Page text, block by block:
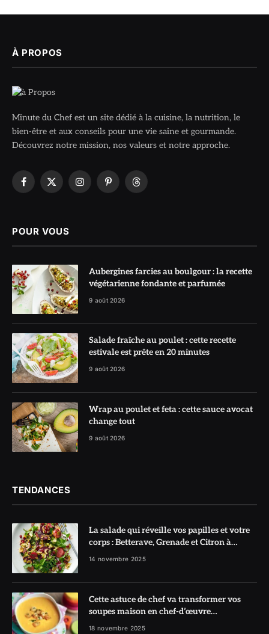
À PROPOS
Minute du Chef est un site dédié à la cuisine, la nutrition, le
bien-être et aux conseils pour une vie saine et gourmande.
Découvrez notre mission, nos valeurs et notre approche.
Facebook
X
InstagramPinterestThreads
POUR VOUS
Aubergines farcies au boulgour : la recette
végétarienne fondante et parfumée
9 août 2026
Salade fraîche au poulet : cette recette
estivale est prête en 20 minutes
9 août 2026
Wrap au poulet et feta : cette sauce avocat
change tout
9 août 2026
TENDANCES
La salade qui réveille vos papilles et votre
corps : Betterave, Grenade et Citron à
l’honneur
14 novembre 2025
Cette astuce de chef va transformer vos
soupes maison en chef-d’œuvre
réconfortant
18 novembre 2025